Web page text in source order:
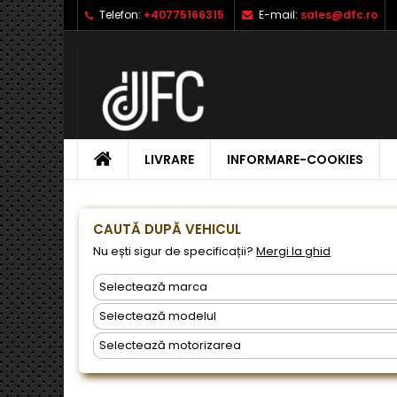
Telefon: +40775166315 E-mail: sales@dfc.ro
ACASALIVRARE INFORMARE-COOKIES
CAUTĂ DUPĂ VEHICUL
Nu ești sigur de specificații? Mergi la ghid